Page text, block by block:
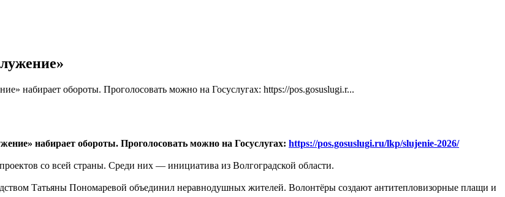
набирает обороты. Проголосовать можно на Госуслугах: https://pos.gosuslugi.r...
набирает обороты. Проголосовать можно на Госуслугах: https://pos.gosuslugi.ru/lkp/slujenie-2026/
со всей страны. Среди них — инициатива из Волгоградской области.
Татьяны Пономаревой объединил неравнодушных жителей. Волонтёры создают антитепловизорные плащи и